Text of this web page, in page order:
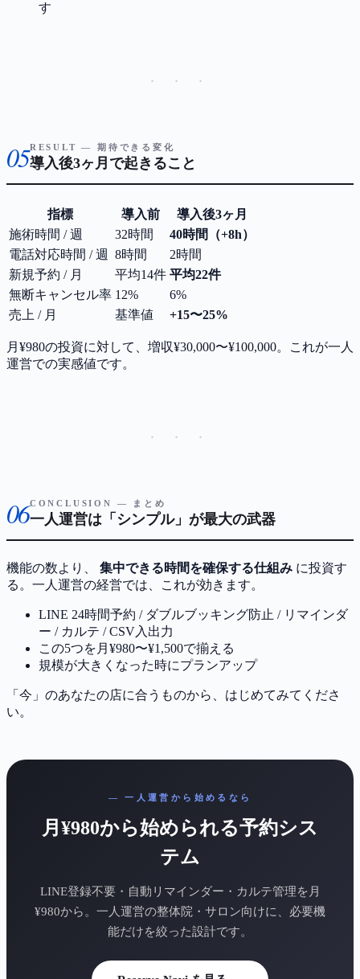
す
· · ·
05RESULT — 期待できる変化
導入後3ヶ月で起きること
指標 導入前
導入後3ヶ月
施術時間 / 週
32時間
40時間（+8h）
電話対応時間 / 週
8時間
2時間
新規予約 / 月
平均14件 平均22件
無断キャンセル率 12%
6%
売上 / 月
基準値 +15〜25%
月¥980の投資に対して、増収¥30,000〜¥100,000。これが一人
運営での実感値です。
· · ·
06CONCLUSION — まとめ
一人運営は「シンプル」が最大の武器
機能の数より、 集中できる時間を確保する仕組み に投資す
る。一人運営の経営では、これが効きます。
LINE 24時間予約 / ダブルブッキング防止 / リマインダ
ー / カルテ / CSV入出力
この5つを月¥980〜¥1,500で揃える
規模が大きくなった時にプランアップ
「今」のあなたの店に合うものから、はじめてみてくださ
い。
— 一人運営から始めるなら
月¥980から始められる予約シス
テム
LINE登録不要・自動リマインダー・カルテ管理を月
¥980から。一人運営の整体院・サロン向けに、必要機
能だけを絞った設計です。